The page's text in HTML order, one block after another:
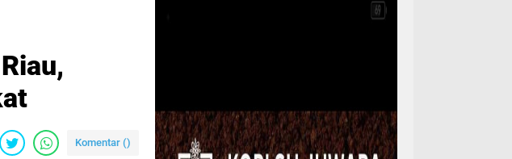
Komentar ()